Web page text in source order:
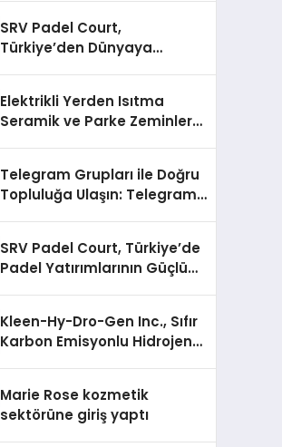
SRV Padel Court,
Türkiye’den Dünyaya
Elektrikli Yerden Isıtma
Seramik ve Parke Zeminler
Telegram Grupları ile Doğru
Topluluğa Ulaşın: Telegram
SRV Padel Court, Türkiye’de
Padel Yatırımlarının Güçlü
Kleen-Hy-Dro-Gen Inc., Sıfır
Karbon Emisyonlu Hidrojen
Aldı
Marie Rose kozmetik
sektörüne giriş yaptı